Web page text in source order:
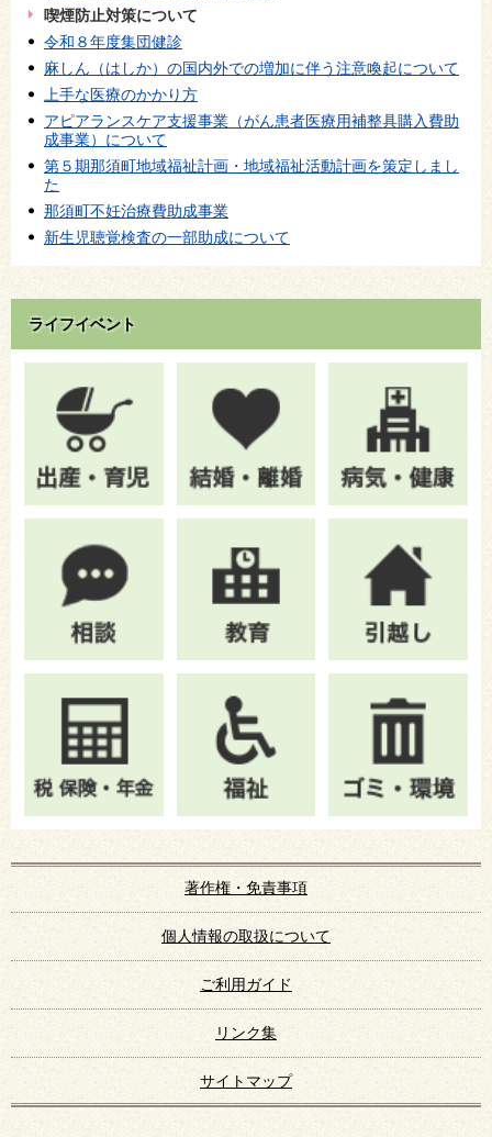
喫煙防止対策について
令和８年度集団健診
麻しん（はしか）の国内外での増加に伴う注意喚起について
上手な医療のかかり方
アピアランスケア支援事業（がん患者医療用補整具購入費助
成事業）について
第５期那須町地域福祉計画・地域福祉活動計画を策定しまし
た
那須町不妊治療費助成事業
新生児聴覚検査の一部助成について
ライフイベント
著作権・免責事項
個人情報の取扱について
ご利用ガイド
リンク集
サイトマップ